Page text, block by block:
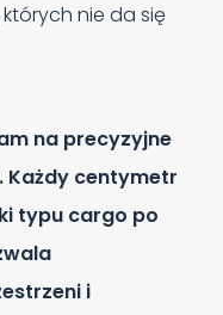
nie da się
na precyzyjne
Każdy centymetr
typu cargo po
i